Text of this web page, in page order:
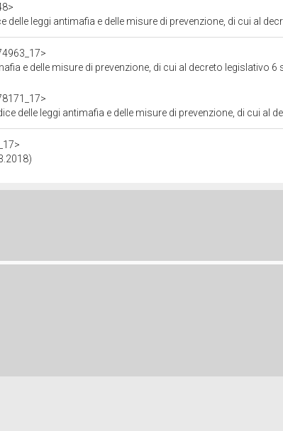
misure di prevenzione, di cui al decreto legislativo 6 settembre 2011, n. 159, in materia di
di cui al decreto legislativo 6 settembre 2011, n. 159, in materia di soggetti
misure di prevenzione, di cui al decreto legislativo 6 settembre 2011, n. 159, in materia di